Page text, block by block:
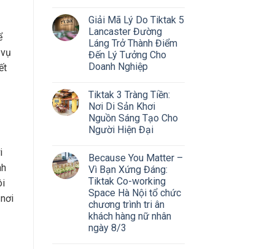
Giải Mã Lý Do Tiktak 5
Lancaster Đường
Láng Trở Thành Điểm
Đến Lý Tưởng Cho
Doanh Nghiệp
Tiktak 3 Tràng Tiền:
Nơi Di Sản Khơi
Nguồn Sáng Tạo Cho
Người Hiện Đại
Because You Matter –
Vì Bạn Xứng Đáng:
Tiktak Co-working
Space Hà Nội tổ chức
chương trình tri ân
khách hàng nữ nhân
ngày 8/3